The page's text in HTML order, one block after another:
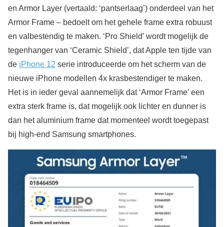
en Armor Layer (vertaald: ‘pantserlaag’) onderdeel van het
Armor Frame – bedoelt om het gehele frame extra robuust
en valbestendig te maken. ‘Pro Shield’ wordt mogelijk de
tegenhanger van ‘Ceramic Shield’, dat Apple ten tijde van
de iPhone 12 serie introduceerde om het scherm van de
nieuwe iPhone modellen 4x krasbestendiger te maken.
Het is in ieder geval aannemelijk dat ‘Armor Frame’ een
extra sterk frame is, dat mogelijk ook lichter en dunner is
dan het aluminium frame dat momenteel wordt toegepast
bij high-end Samsung smartphones.